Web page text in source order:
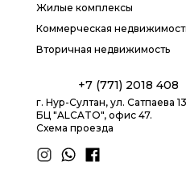
Жилые комплексы
Коммерческая
Вторичная недвижимость
+7 (771) 2018 408
г. Нур-Султан, ул. Сатпаева
БЦ "ALCATO", офис 47.
Схема проезда